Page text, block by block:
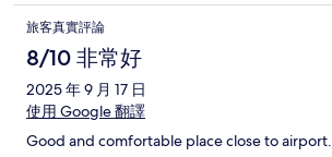
旅客真實評論
8/10 非常好
2025 年 9 月 17 日
使用 Google 翻譯
Good and comfortable place close to airport.